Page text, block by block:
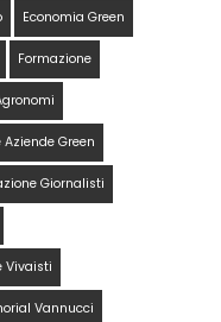
Economia Green
Formazione
Green
Giornalisti
Vivaisti
Vannucci